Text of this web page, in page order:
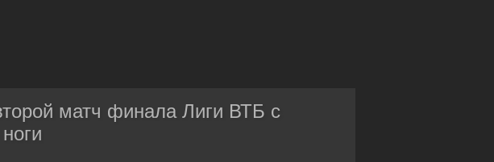
матч финала Лиги ВТБ с